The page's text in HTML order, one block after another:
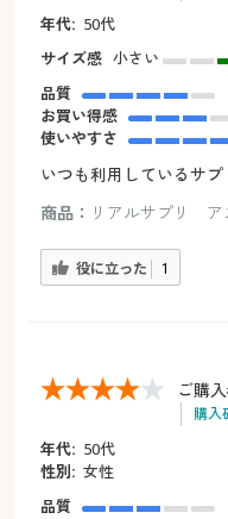
年代: 50代
サイズ感 小さい
品質
お買い得感
使いやすさ
いつも利用しているサプ
商品： リアルサプリ ア
役に立った 1
ご購
購入
年代: 50代
性別: 女性
品質